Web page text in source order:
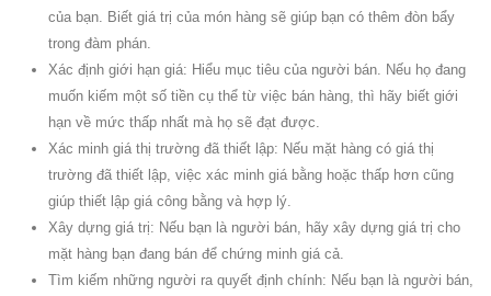
của bạn. Biết giá trị của món hàng sẽ giúp bạn có thêm đòn bẩy
trong đàm phán.
Xác định giới hạn giá: Hiểu mục tiêu của người bán. Nếu họ đang
muốn kiếm một số tiền cụ thể từ việc bán hàng, thì hãy biết giới
hạn về mức thấp nhất mà họ sẽ đạt được.
Xác minh giá thị trường đã thiết lập: Nếu mặt hàng có giá thị
trường đã thiết lập, việc xác minh giá bằng hoặc thấp hơn cũng
giúp thiết lập giá công bằng và hợp lý.
Xây dựng giá trị: Nếu bạn là người bán, hãy xây dựng giá trị cho
mặt hàng bạn đang bán để chứng minh giá cả.
Tìm kiếm những người ra quyết định chính: Nếu bạn là người bán,